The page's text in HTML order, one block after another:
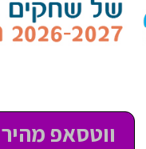
ווטסאפ מהיר